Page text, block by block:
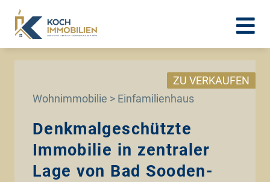
Wohnimmobilie > Einfamilienhaus
ZU VERKAUFEN
Denkmalgeschützte
Immobilie in zentraler
Lage von Bad Sooden-